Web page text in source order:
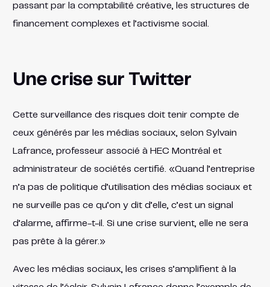
passant par la comptabilité créative, les structures de
financement complexes et l’activisme social.
Une crise sur Twitter
Cette surveillance des risques doit tenir compte de
ceux générés par les médias sociaux, selon Sylvain
Lafrance, professeur associé à HEC Montréal et
administrateur de sociétés certifié. «Quand l’entreprise
n’a pas de politique d’utilisation des médias sociaux et
ne surveille pas ce qu’on y dit d’elle, c’est un signal
d’alarme, affirme-t-il. Si une crise survient, elle ne sera
pas prête à la gérer.»
Avec les médias sociaux, les crises s’amplifient à la